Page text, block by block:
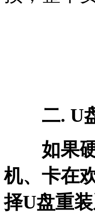
二. U盘
如果硬
机、卡在
择U盘重装